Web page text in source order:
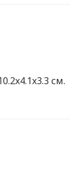
см.